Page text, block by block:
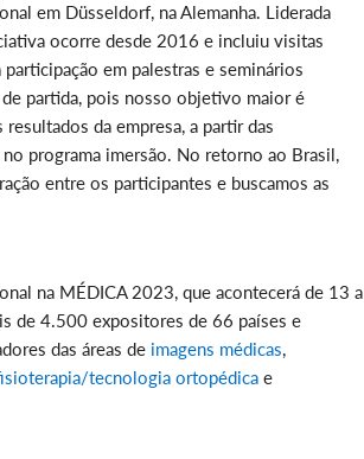
em Düsseldorf, na Alemanha. Liderada
ocorre desde 2016 e incluiu visitas
em palestras e seminários
partida, pois nosso objetivo maior é
da empresa, a partir das
programa imersão. No retorno ao Brasil,
entre os participantes e buscamos as
na MÉDICA 2023, que acontecerá de 13 a
de 4.500 expositores de 66 países e
das áreas de imagens médicas,
tecnologia ortopédica e